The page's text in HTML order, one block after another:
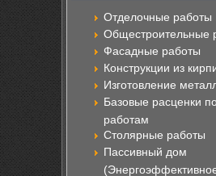
Отделочные работы
Общестроительные
Фасадные работы
Конструкции из
Изготовление
Базовые расценки
работам
Столярные работы
Пассивный дом